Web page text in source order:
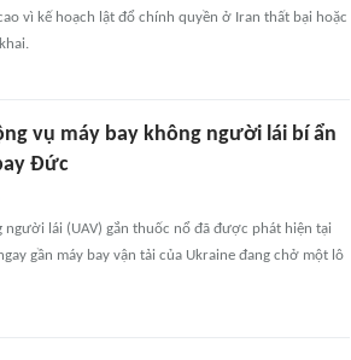
vì kế hoạch lật đổ chính quyền ở Iran thất bại hoặc
vụ máy bay không người lái bí ẩn
Đức
người lái (UAV) gắn thuốc nổ đã được phát hiện tại
gần máy bay vận tải của Ukraine đang chở một lô